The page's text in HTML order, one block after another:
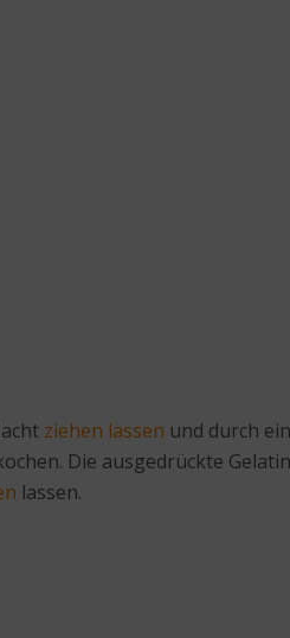
ziehen lassen und durch
Die ausgedrückte
lassen.